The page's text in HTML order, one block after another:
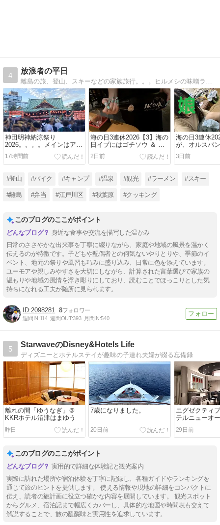
4
放浪者の平日
神田明神納涼祭り
2026。。。。メインはアニ
ソン盆踊り？（千代田区外
神田）
17時間前
海の日3連休2026【3】海の
日イブにはゴチソウ ＆ ン
マい酒！！（旨い酒旬の肴
きよみ・江戸川区江戸川）
2日前
海の日3連休
が、オルスバ
活。。チキン
には終止符を
3日前
#登山 #バイク #キャンプ #温泉 #観光 #ラーメン #スキー
#離島 #弁当 #江戸川区 #秋葉原 #クッキング
このブログのここがポイント
身近な食事や交流を描写した温かみ
日常のささやかな出来事を丁寧に綴りながら、家庭や地域の風景を温かく
伝えるのが特徴です。子どもや配偶者との何気ないやりとりや、季節のイ
ベント、地元の祭りや風習も巧みに盛り込み、日常に色を添えています。
ユーモアや親しみやすさを大切にしながら、計算された言葉選びで家族の
温もりや地域の風情を浮き彫りにしており、読むことでほっこりとした気
持ちになれる工夫が随所に見られます。
2098281 8
週間IN:114 週間OUT:393 月間IN:540
5
StarwaveのDisney&Hotels Life
ディズニーとホテルステイが趣味の子連れ夫婦が綴る忘備録
離れの間「ゆうなぎ」＠
KKRホテル沼津はまゆう
昨日
7歳になりました。
20日前
エグゼクティ
テルニューオ
29日前
このブログのここがポイント
実用的で詳細な体験記と観光案内
実際に訪れた場所や宿泊体験を丁寧に記録し、各種ガイドやランキングを
通じて旅のヒントを提供します。 使える情報や現地の詳細をコンパクトに
伝え、読者の旅計画に役立つ確かな内容を展開しています。 観光スポット
からグルメ、宿泊記まで幅広くカバーし、具体的な地図や時間表も交えて
解説することで、旅の醍醐味と実用性を追求しています。